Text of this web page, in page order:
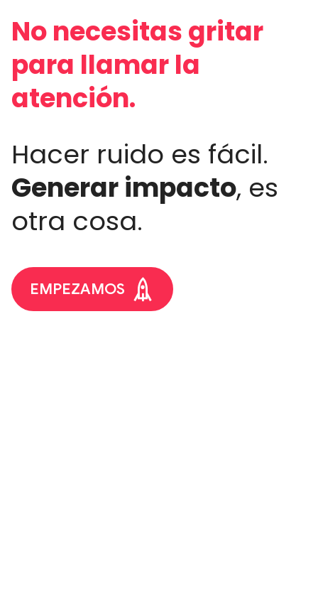
No necesitas gritar
para llamar la
atención.
Hacer ruido es fácil.
Generar impacto, es
otra cosa.
EMPEZAMOS